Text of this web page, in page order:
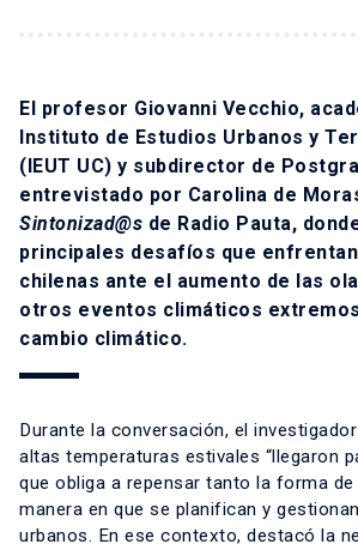
El profesor Giovanni Vecchio,
Instituto de Estudios Urbanos y
(IEUT UC) y subdirector de
entrevistado por Carolina de
Sintonizad@s de Radio Pauta,
principales desafíos que
chilenas ante el aumento de las
otros eventos climáticos
cambio climático.
Durante la conversación, el
altas temperaturas estivales “llegaron
que obliga a repensar tanto la forma
manera en que se planifican y
urbanos. En ese contexto, destacó la